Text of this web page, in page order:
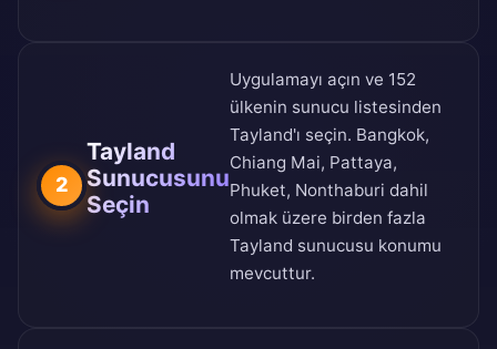
2
Tayland
Sunucusunu
Seçin
Uygulamayı açın ve 152
ülkenin sunucu listesinden
Tayland'ı seçin. Bangkok,
Chiang Mai, Pattaya,
Phuket, Nonthaburi dahil
olmak üzere birden fazla
Tayland sunucusu konumu
mevcuttur.